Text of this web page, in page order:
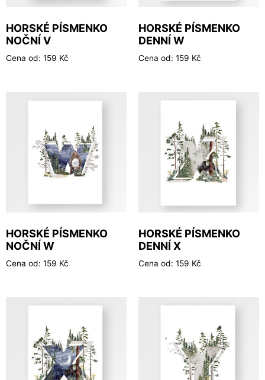
HORSKÉ PÍSMENKO
NOČNÍ V
Cena od: 159 Kč
HORSKÉ PÍSMENKO
DENNÍ W
Cena od: 159 Kč
HORSKÉ PÍSMENKO
NOČNÍ W
Cena od: 159 Kč
HORSKÉ PÍSMENKO
DENNÍ X
Cena od: 159 Kč